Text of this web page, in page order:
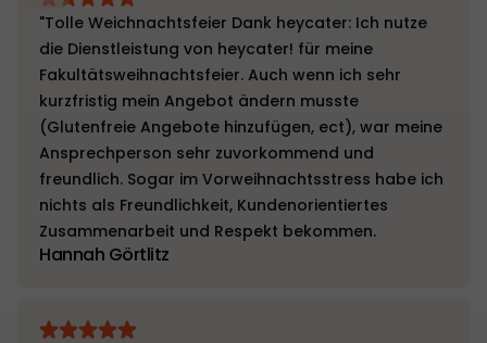
"Tolle Weichnachtsfeier Dank heycater: Ich nutze
die Dienstleistung von heycater! für meine
Fakultätsweihnachtsfeier. Auch wenn ich sehr
kurzfristig mein Angebot ändern musste
(Glutenfreie Angebote hinzufügen, ect), war meine
Ansprechperson sehr zuvorkommend und
freundlich. Sogar im Vorweihnachtsstress habe ich
nichts als Freundlichkeit, Kundenorientiertes
Zusammenarbeit und Respekt bekommen.
Hannah Görtlitz